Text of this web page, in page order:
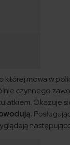
której mowa w
czynnego
Okazuje